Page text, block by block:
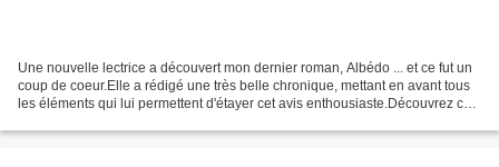
Une nouvelle lectrice a découvert mon dernier roman, Albédo ... et ce fut un
coup de coeur.Elle a rédigé une très belle chronique, mettant en avant tous
les éléments qui lui permettent d'étayer cet avis enthousiaste.Découvrez ce